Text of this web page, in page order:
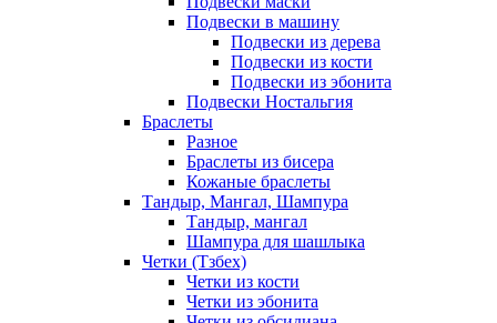
Подвески в машину
Подвески из дерева
Подвески из кости
Подвески из эбонита
Подвески Ностальгия
Браслеты
Разное
Браслеты из бисера
Кожаные браслеты
Тандыр, Мангал, Шампура
Тандыр, мангал
Шампура для шашлыка
Четки (Тзбех)
Четки из кости
Четки из эбонита